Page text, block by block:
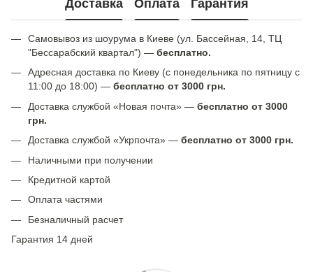
Доставка Оплата Гарантия
Самовывоз из шоурума в Киеве (ул. Бассейная, 14, ТЦ
"Бессарабский квартал") — бесплатно.
Адресная доставка по Киеву (с понедельника по пятницу с
11:00 до 18:00) — бесплатно от 3000 грн.
Доставка службой «Новая почта» — бесплатно от 3000
грн.
Доставка службой «Укрпочта» — бесплатно от 3000 грн.
Наличными при получении
Кредитной картой
Оплата частями
Безналичный расчет
Гарантия 14 дней